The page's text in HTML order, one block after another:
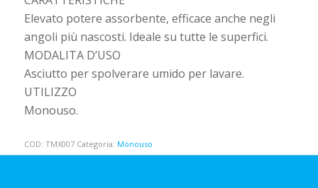
Elevato potere assorbente, efficace anche negli
angoli più nascosti. Ideale su tutte le superfici.
MODALITA D’USO
Asciutto per spolverare umido per lavare.
UTILIZZO
Monouso.
COD: TMX007 Categoria: Monouso